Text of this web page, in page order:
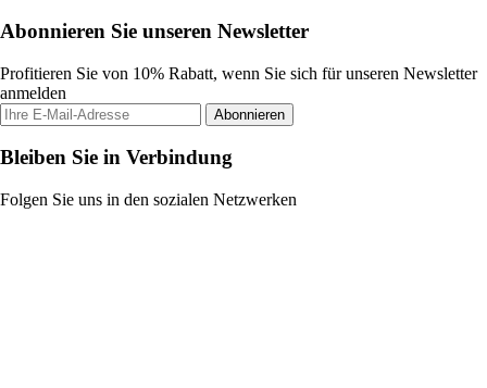
Abonnieren Sie unseren Newsletter
Profitieren Sie von 10% Rabatt, wenn Sie sich für unseren Newsletter
anmelden
Abonnieren
Bleiben Sie in Verbindung
Folgen Sie uns in den sozialen Netzwerken